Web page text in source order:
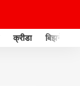
क्रीडा बिझनेस